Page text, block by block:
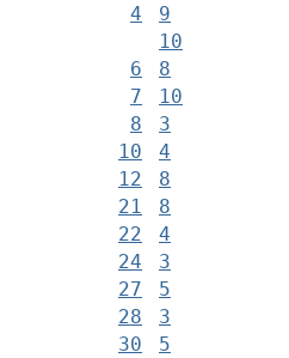
4
9
10
6
8
7
10
8
3
10
4
12
8
21
8
22
4
24
3
27
5
28
3
30
5